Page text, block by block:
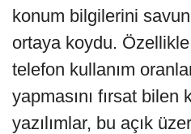
konum bilgilerini
ortaya koydu.
telefon kullanım
yapmasını fırsat bilen
yazılımlar, bu açık